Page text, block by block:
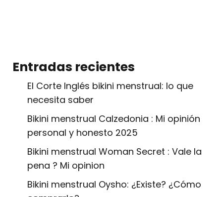
Entradas recientes
El Corte Inglés bikini menstrual: lo que
necesita saber
Bikini menstrual Calzedonia : Mi opinión
personal y honesto 2025
Bikini menstrual Woman Secret : Vale la
pena ? Mi opinion
Bikini menstrual Oysho: ¿Existe? ¿Cómo